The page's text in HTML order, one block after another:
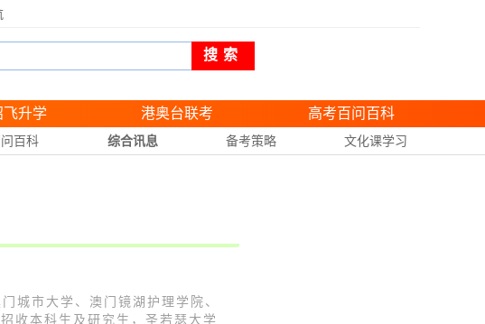
搜索
飞升学 港奥台联考 高考百问百科
百科 综合讯息 备考策略 文化课学习
城市大学、澳门镜湖护理学院、
收本科生及研究生，圣若瑟大学